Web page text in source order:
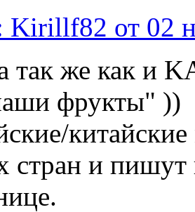
Kirillf82 от 02
так же как и
фрукты" ))
стран и